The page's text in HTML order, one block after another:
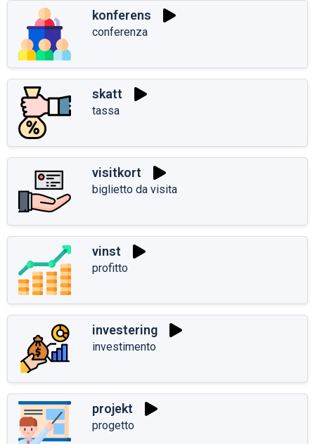
konferens
conferenza
skatt
tassa
visitkort
biglietto da visita
vinst
profitto
investering
investimento
projekt
progetto